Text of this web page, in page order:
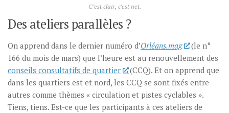
C’est clair, c’est net.
Des ateliers parallèles ?
On apprend dans le dernier numéro d’Orléans.mag
(le n°
166 du mois de mars) que l’heure est au renouvellement des
conseils consultatifs de quartier
(CCQ). Et on apprend que
dans les quartiers est et nord, les CCQ se sont fixés entre
autres comme thèmes « circulation et pistes cyclables ».
Tiens, tiens. Est-ce que les participants à ces ateliers de